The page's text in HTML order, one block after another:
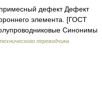
дефект Дефект
элемента. [ГОСТ
Синонимы
переводчика